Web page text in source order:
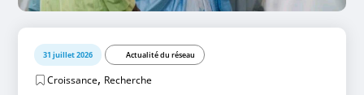
31 juillet 2026 Actualité du réseau
Croissance, Recherche